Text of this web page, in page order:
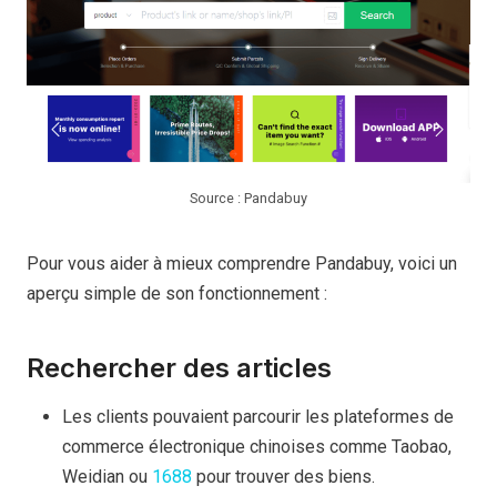
Source : Pandabuy
Pour vous aider à mieux comprendre Pandabuy, voici un
aperçu simple de son fonctionnement :
Rechercher des articles
Les clients pouvaient parcourir les plateformes de
commerce électronique chinoises comme Taobao,
Weidian ou 1688 pour trouver des biens.